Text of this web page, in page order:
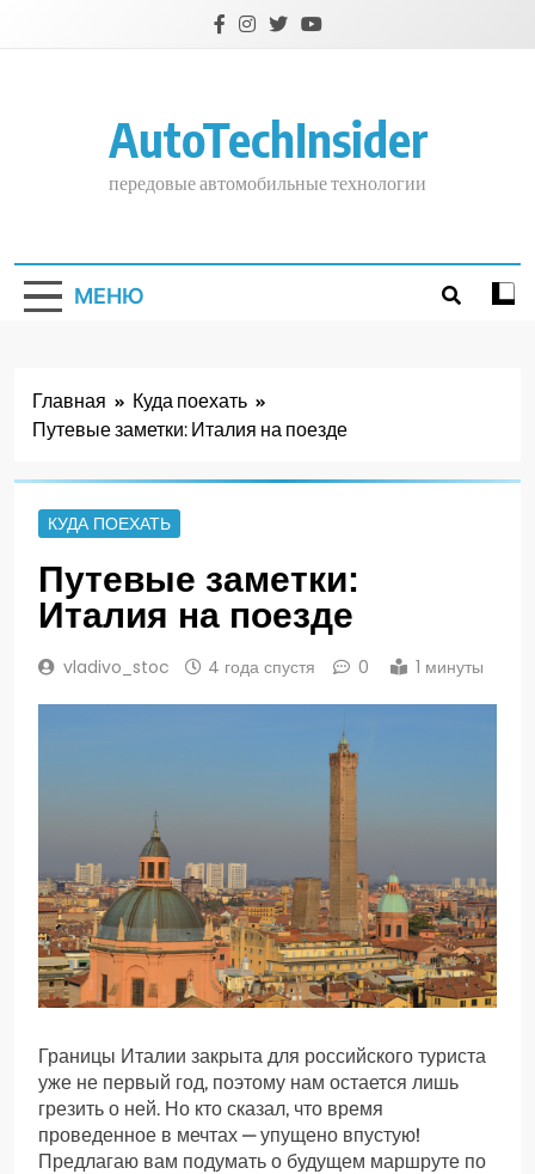
AutoTechInsider
передовые автомобильные технологии
МЕНЮ
Главная
Куда поехать
Путевые заметки: Италия на поезде
КУДА ПОЕХАТЬ
Путевые заметки:
Италия на поезде
vladivo_stoc 4 года спустя 0 1 минуты
Границы Италии закрыта для российского туриста
уже не первый год, поэтому нам остается лишь
грезить о ней. Но кто сказал, что время
проведенное в мечтах — упущено впустую!
Предлагаю вам подумать о будущем маршруте по